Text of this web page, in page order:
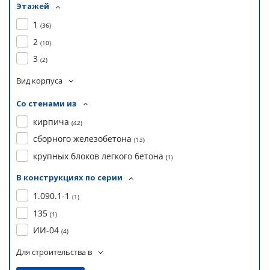
Этажей
1 (36)
2 (10)
3 (2)
Вид корпуса
Со стенами из
кирпича (42)
сборного железобетона (13)
крупных блоков легкого бетона (1)
В конструкциях по серии
1.090.1-1 (1)
135 (1)
ИИ-04 (4)
Для строительства в